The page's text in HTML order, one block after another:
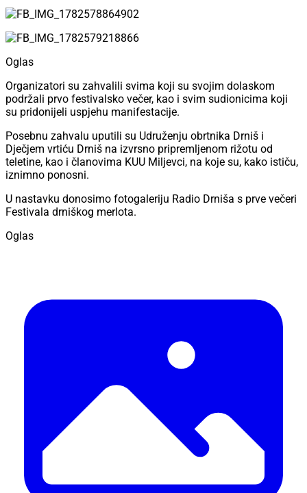
Oglas
Organizatori su zahvalili svima koji su svojim dolaskom
podržali prvo festivalsko večer, kao i svim sudionicima koji
su pridonijeli uspjehu manifestacije.
Posebnu zahvalu uputili su Udruženju obrtnika Drniš i
Dječjem vrtiću Drniš na izvrsno pripremljenom rižotu od
teletine, kao i članovima KUU Miljevci, na koje su, kako ističu,
iznimno ponosni.
U nastavku donosimo fotogaleriju Radio Drniša s prve večeri
Festivala drniškog merlota.
Oglas